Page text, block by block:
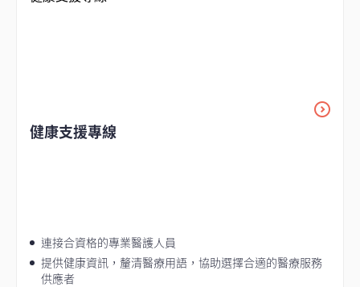
健康支援專線
連接合資格的專業醫護人員
提供健康資訊，釐清醫療用語，協助選擇合適的醫療服務
供應者